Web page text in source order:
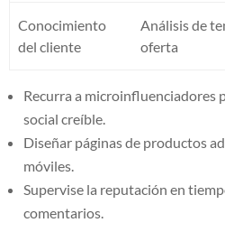
Conocimiento
del cliente
Análisis de
oferta
Recurra a microinfluenciadores
social creíble.
Diseñar páginas de productos
móviles.
Supervise la reputación en
comentarios.